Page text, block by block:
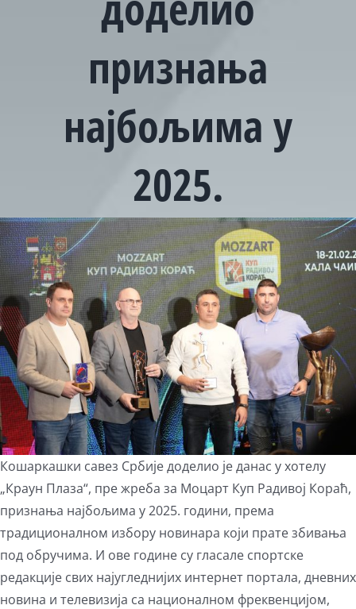
признања
најбољима у
2025.
View
Larger
Image
Кошаркашки савез Србије доделио је данас у хотелу
„Краун Плаза“, пре жреба за Моцарт Куп Радивој Кораћ,
признања најбољима у 2025. години, према
традиционалном избору новинара који прате збивања
под обручима. И ове године су гласале спортске
редакције свих најугледнијих интернет портала, дневних
новина и телевизија са националном фреквенцијом,